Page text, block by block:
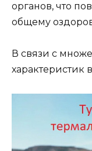
органов, что
общему
В связи с
характеристик